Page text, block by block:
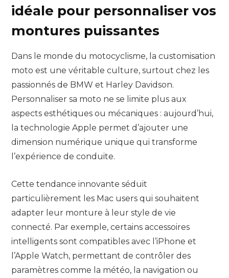
idéale pour personnaliser vos
montures puissantes
Dans le monde du motocyclisme, la customisation
moto est une véritable culture, surtout chez les
passionnés de BMW et Harley Davidson.
Personnaliser sa moto ne se limite plus aux
aspects esthétiques ou mécaniques : aujourd’hui,
la technologie Apple permet d’ajouter une
dimension numérique unique qui transforme
l’expérience de conduite.
Cette tendance innovante séduit
particulièrement les Mac users qui souhaitent
adapter leur monture à leur style de vie
connecté. Par exemple, certains accessoires
intelligents sont compatibles avec l’iPhone et
l’Apple Watch, permettant de contrôler des
paramètres comme la météo, la navigation ou